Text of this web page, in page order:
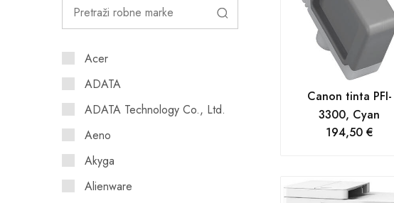
Canon tinta PFI-
3300, Cyan
194,50 €
Acer
ADATA
ADATA Technology Co., Ltd.
Aeno
Akyga
Alienware